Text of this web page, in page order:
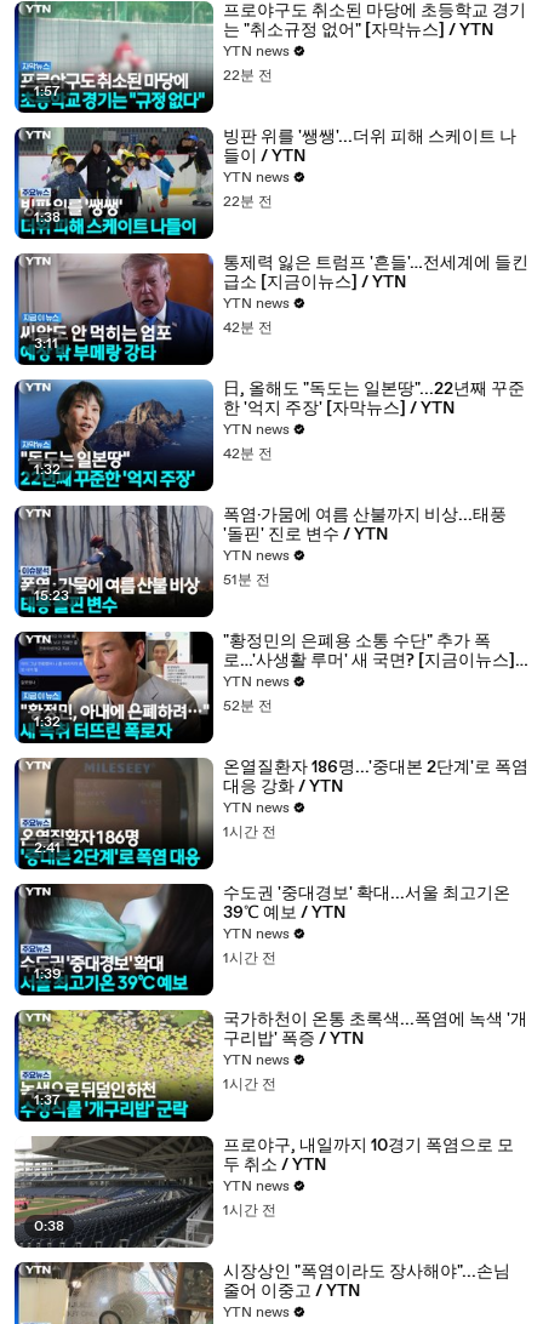
1:57
프로야구도 취소된 마당에 초등학교 경기
는 "취소규정 없어" [자막뉴스] / YTN
YTN news
22분 전
1:38
빙판 위를 '쌩쌩'...더위 피해 스케이트 나
들이 / YTN
YTN news
22분 전
3:11
통제력 잃은 트럼프 '흔들'…전세계에 들킨
급소 [지금이뉴스] / YTN
YTN news
42분 전
1:32
日, 올해도 "독도는 일본땅"...22년째 꾸준
한 '억지 주장' [자막뉴스] / YTN
YTN news
42분 전
15:23
폭염·가뭄에 여름 산불까지 비상...태풍
'돌핀' 진로 변수 / YTN
YTN news
51분 전
1:32
"황정민의 은폐용 소통 수단" 추가 폭
로…'사생활 루머' 새 국면? [지금이뉴스] /
YTN
YTN news
52분 전
2:41
온열질환자 186명...'중대본 2단계'로 폭염
대응 강화 / YTN
YTN news
1시간 전
1:39
수도권 '중대경보' 확대...서울 최고기온
39℃ 예보 / YTN
YTN news
1시간 전
1:37
국가하천이 온통 초록색...폭염에 녹색 '개
구리밥' 폭증 / YTN
YTN news
1시간 전
0:38
프로야구, 내일까지 10경기 폭염으로 모
두 취소 / YTN
YTN news
1시간 전
시장상인 "폭염이라도 장사해야"...손님
줄어 이중고 / YTN
YTN news